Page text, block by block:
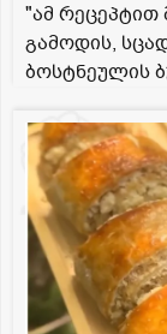
"ამ
გამოდის,
ბოსტნეულის